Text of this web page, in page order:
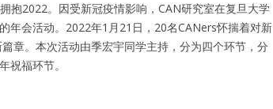
抱2022。因受新冠疫情影响，CAN研究室在复旦大学
年会活动。2022年1月21日，20名CANers怀揣着对新
章。本次活动由季宏宇同学主持，分为四个环节，分
祝福环节。